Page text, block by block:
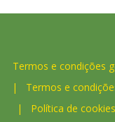
Termos e condições
| Termos e
| Política de cookies